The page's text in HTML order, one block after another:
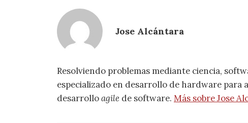
Jose Alcántara
Resolviendo problemas mediante ciencia,
especializado en desarrollo de hardware para
desarrolloagile de software. Más sobre Jose